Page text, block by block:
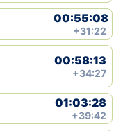
00:55:08
+31:22
00:58:13
+34:27
01:03:28
+39:42